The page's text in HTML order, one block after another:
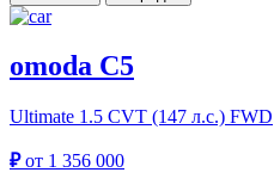
omoda C5
Ultimate 1.5 CVT (147 л.с.) FWD
₽от 1 356 000